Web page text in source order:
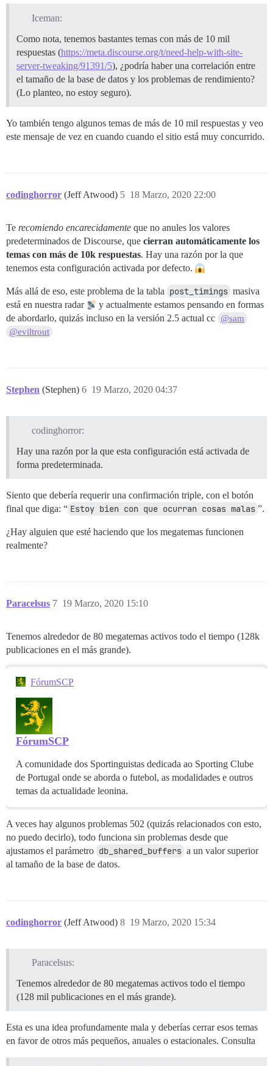
Iceman:
Como nota, tenemos bastantes temas con más de 10 mil
respuestas (https://meta.discourse.org/t/need-help-with-site-
server-tweaking/91391/5), ¿podría haber una correlación entre
el tamaño de la base de datos y los problemas de rendimiento?
(Lo planteo, no estoy seguro).
Yo también tengo algunos temas de más de 10 mil respuestas y veo
este mensaje de vez en cuando cuando el sitio está muy concurrido.
codinghorror (Jeff Atwood) 18 Marzo, 2020 22:00
5
Te recomiendo encarecidamente que no anules los valores
predeterminados de Discourse, que cierran automáticamente los
temas con más de 10k respuestas. Hay una razón por la que
tenemos esta configuración activada por defecto.
Más allá de eso, este problema de la tabla post_timings masiva
está en nuestra radar
y actualmente estamos pensando en formas
de abordarlo, quizás incluso en la versión 2.5 actual cc @sam
@eviltrout
Stephen (Stephen) 19 Marzo, 2020 04:37
6
codinghorror:
Hay una razón por la que esta configuración está activada de
forma predeterminada.
Siento que debería requerir una confirmación triple, con el botón
final que diga: “ Estoy bien con que ocurran cosas malas ”.
¿Hay alguien que esté haciendo que los megatemas funcionen
realmente?
Paracelsus 19 Marzo, 2020 15:10
7
Tenemos alrededor de 80 megatemas activos todo el tiempo (128k
publicaciones en el más grande).
FórumSCP
FórumSCP
A comunidade dos Sportinguistas dedicada ao Sporting Clube
de Portugal onde se aborda o futebol, as modalidades e outros
temas da actualidade leonina.
A veces hay algunos problemas 502 (quizás relacionados con esto,
no puedo decirlo), todo funciona sin problemas desde que
ajustamos el parámetro db_shared_buffers a un valor superior
al tamaño de la base de datos.
codinghorror (Jeff Atwood) 19 Marzo, 2020 15:34
8
Paracelsus:
Tenemos alrededor de 80 megatemas activos todo el tiempo
(128 mil publicaciones en el más grande).
Esta es una idea profundamente mala y deberías cerrar esos temas
en favor de otros más pequeños, anuales o estacionales. Consulta